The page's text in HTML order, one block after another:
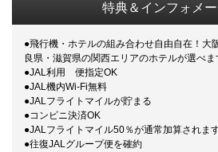
特典＆インフォメ
●飛行機・ホテルの組み合わせ自由自在！大
良県・滋賀県の関西エリアのホテルが選べま
●JAL利用 便指定OK
●JAL機内Wi-Fi無料
●JALフライトマイルが貯まる
●コンビニ決済OK
●JALフライトマイル50％が通常加算されま
●往復JALグループ便を確約